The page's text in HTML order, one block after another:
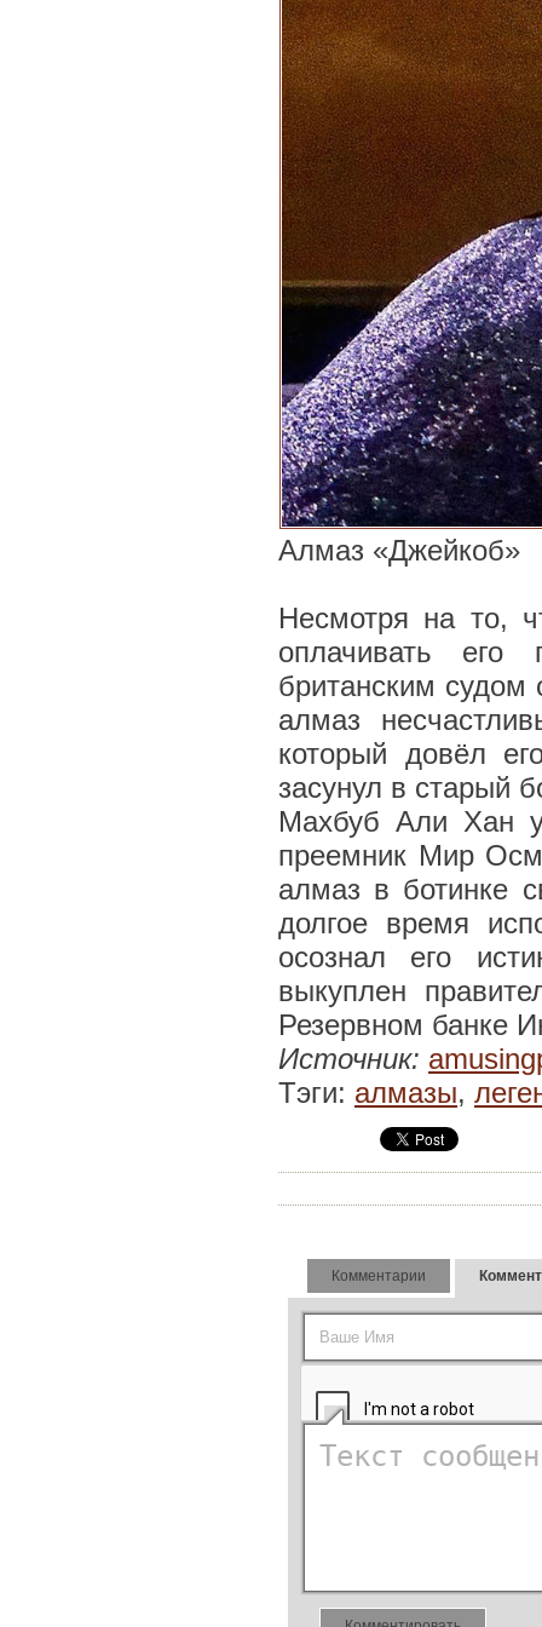
Алмаз «Джейкоб»
Несмотря на то,
оплачивать его
британским
алмаз
который довёл
засунул в старый
Махбуб Али Хан
преемник Мир
алмаз в ботинке
долгое время
осознал его
выкуплен
Резервном банке
Источник:
Тэги: алмазы,
Комментарии